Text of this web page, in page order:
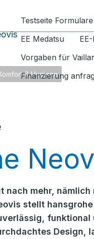
Testseite Formulare
EE Medatsu
Vorgaben für
Finanzierung
& Hygiene
nach mehr,
stellt
Design,